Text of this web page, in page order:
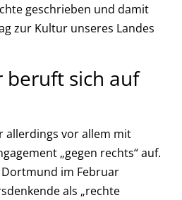
geschrieben und damit
zur Kultur unseres Landes
beruft sich auf
allerdings vor allem mit
„gegen rechts“ auf.
im Februar
als „rechte